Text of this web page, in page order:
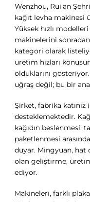
Wenzhou, Rui'an
kağıt levha makinesi
Yüksek hızlı
makinelerini
kategori olarak
üretim hızları
olduklarını
uğraş değil; bu bir
Şirket, fabrika
desteklemektedir.
kağıdın beslenmesi,
paketlenmesi
duyar. Mingyuan, hat
olan geliştirme,
ediyor.
Makineleri, farklı